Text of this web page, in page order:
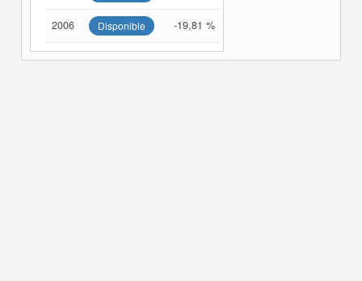
2006 Disponible -19,81 %